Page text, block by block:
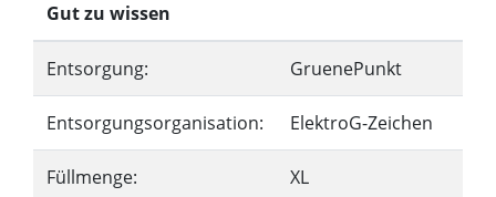
Gut zu wissen
Entsorgung: GruenePunkt
Entsorgungsorganisation: ElektroG-Zeichen
Füllmenge: XL